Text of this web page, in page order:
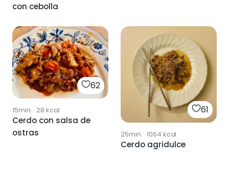
con cebolla
62
15min · 28 kcal
Cerdo con salsa de
ostras
61
25min · 1064 kcal
Cerdo agridulce